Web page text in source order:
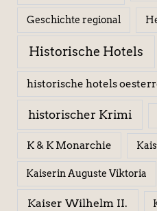
Geschichte regional
Historische Hotels
historische hotels
historischer Krimi
K & K Monarchie
Kaiserin Auguste Viktoria
Kaiser Wilhelm II.